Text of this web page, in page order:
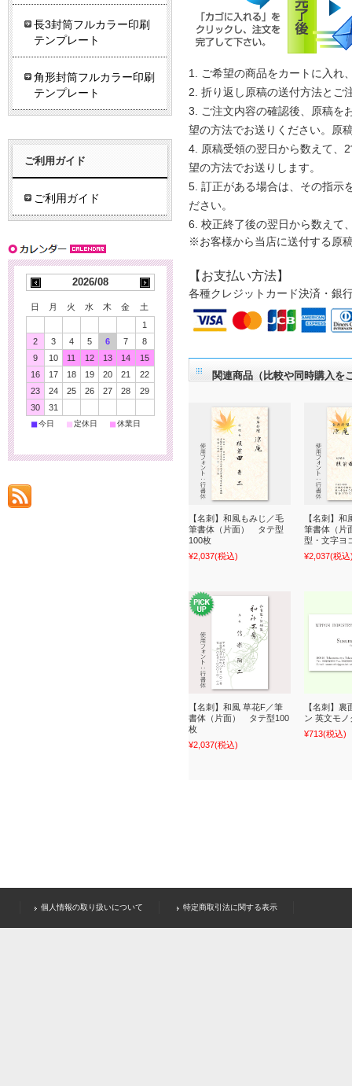
ご希望の商品をカートに入れ
折り返し原稿の送付方法とご
ご注文内容の確認後、原稿を
望の方法でお送りください。原
原稿受領の翌日から数えて、
望の方法でお送りします。
訂正がある場合は、その指示
ださい。
校正終了後の翌日から数えて
※お客様から当店に送付する原
【お支払い方法】
各種クレジットカード決済・銀
関連商品（比較や同時購入を
【名刺】和風もみじ／毛
筆書体（片面） タテ型
100枚
¥2,037(税込)
【名刺】和
筆書体（
型・文字ヨ
¥2,037(税込
【名刺】和風 草花F／筆
書体（片面） タテ型100
枚
¥2,037(税込)
【名刺】裏
ン 英文モノ
¥713(税込)
長3封筒フルカラー印刷
テンプレート
角形封筒フルカラー印刷
テンプレート
ご利用ガイド
ご利用ガイド
2026/08
日 月 火 水 木 金
土
1
2
3 4 5 6 7
8
9
10 11 12 13 14
15
16
17 18 19 20 21
22
23
24 25 26 27 28
29
30
31
■今日 ■ 定休日 ■ 休業日
個人情報の取り扱いについて 特定商取引法に関する表示